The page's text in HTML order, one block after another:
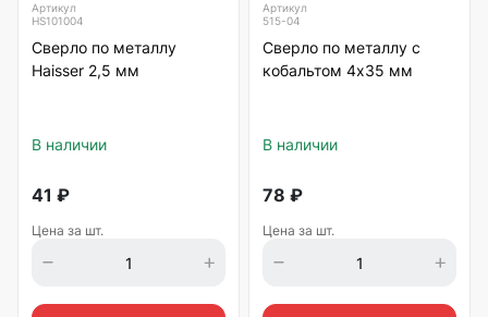
Артикул
HS101004
Сверло по металлу
Haisser 2,5 мм
В наличии
41 ₽
Цена за шт.
Артикул
515-04
Сверло по металлу с
кобальтом 4х35 мм
В наличии
78 ₽
Цена за шт.